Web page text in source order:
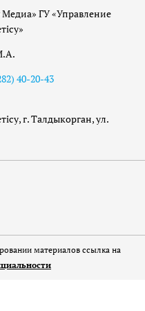
ГУ «Управление
40-20-43
г. Талдыкорган, ул.
материалов ссылка на